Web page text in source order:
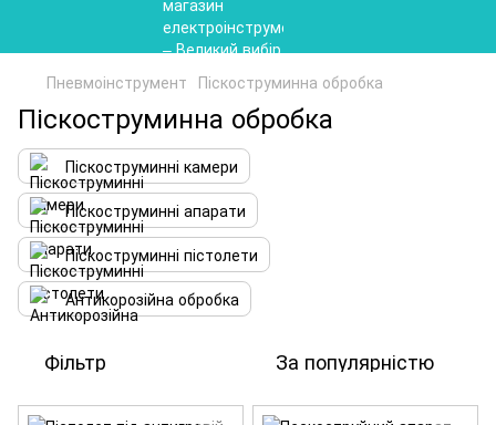
Пневмоінструмент Піскоструминна обробка
Піскоструминна обробка
Піскоструминні камери
Піскоструминні апарати
Піскоструминні пістолети
Антикорозійна обробка
Фільтр За популярністю